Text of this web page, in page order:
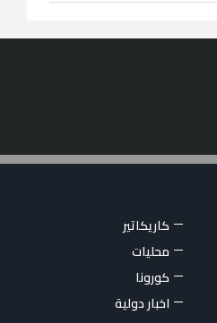
كاريكاتير
محليات
كورونا
اخبار دولية